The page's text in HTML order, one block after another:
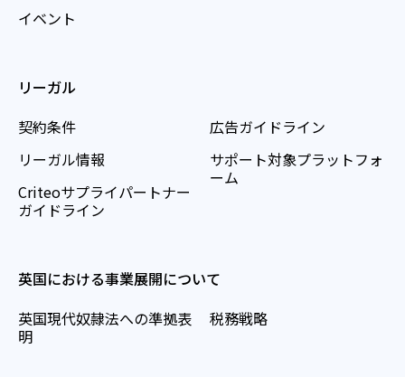
イベント
リーガル
契約条件
リーガル情報
Criteoサプライパートナー
ガイドライン
広告ガイドライン
サポート対象プラットフォ
ーム
英国における事業展開について
英国現代奴隷法への準拠表
明
税務戦略